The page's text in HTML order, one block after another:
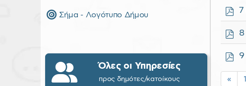
fp
7
p
8
p
f
9
« 1
Σήμα - Λογότυπο Δήμου
Όλες οι Υπηρεσίες
προς δημότες/κατοίκους